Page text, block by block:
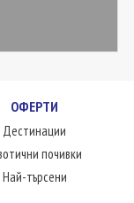
ОФЕРТИ
Дестинации
почивки
Най-търсени